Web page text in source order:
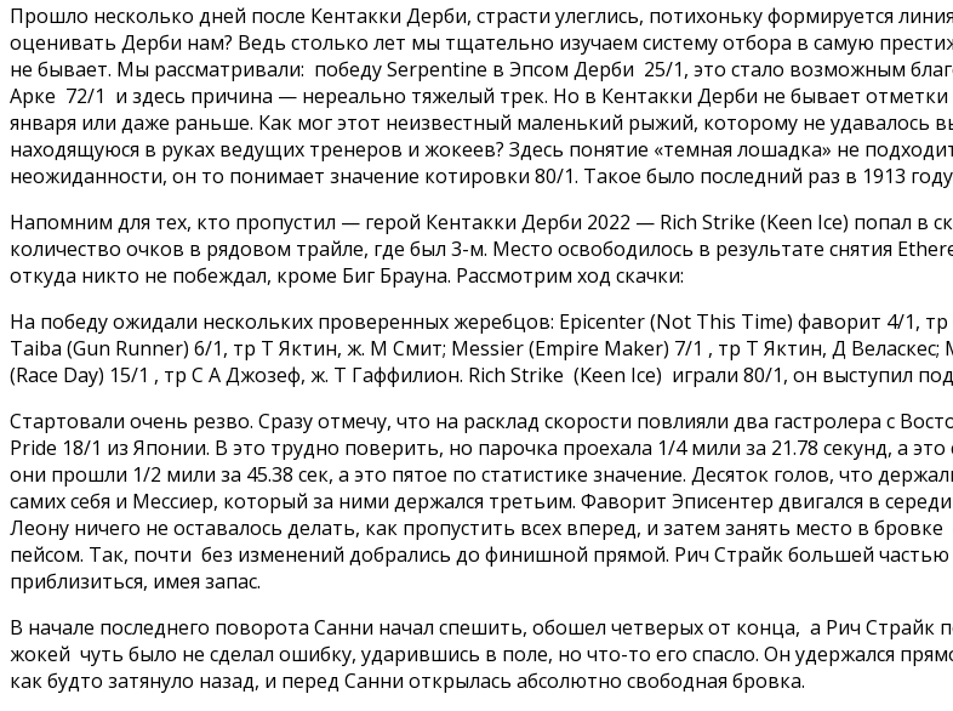
Прошло несколько дней после Кентакки Дерби, страсти улеглись, потихоньку формируется
оценивать Дерби нам? Ведь столько лет мы тщательно изучаем систему отбора в самую
не бывает. Мы рассматривали: победу Serpentine в Эпсом Дерби 25/1, это стало возможным
Арке 72/1 и здесь причина — нереально тяжелый трек. Но в Кентакки Дерби не бывает
января или даже раньше. Как мог этот неизвестный маленький рыжий, которому не удавалось
находящуюся в руках ведущих тренеров и жокеев? Здесь понятие «темная лошадка» не
неожиданности, он то понимает значение котировки 80/1. Такое было последний раз в 1913
Напомним для тех, кто пропустил — герой Кентакки Дерби 2022 — Rich Strike (Keen Ice) попал в
количество очков в рядовом трайле, где был 3-м. Место освободилось в результате снятия
откуда никто не побеждал, кроме Биг Брауна. Рассмотрим ход скачки:
На победу ожидали нескольких проверенных жеребцов: Epicenter (Not This Time) фаворит 4/1,
Taiba (Gun Runner) 6/1, тр Т Яктин, ж. М Смит; Messier (Empire Maker) 7/1 , тр Т Яктин, Д
(Race Day) 15/1 , тр С А Джозеф, ж. Т Гаффилион. Rich Strike (Keen Ice) играли 80/1, он выступил
Стартовали очень резво. Сразу отмечу, что на расклад скорости повлияли два гастролера с
Pride 18/1 из Японии. В это трудно поверить, но парочка проехала 1/4 мили за 21.78 секунд, а
они прошли 1/2 мили за 45.38 сек, а это пятое по статистике значение. Десяток голов, что
самих себя и Мессиер, который за ними держался третьим. Фаворит Эписентер двигался в
Леону ничего не оставалось делать, как пропустить всех вперед, и затем занять место в
пейсом. Так, почти без изменений добрались до финишной прямой. Рич Страйк большей
приблизиться, имея запас.
В начале последнего поворота Санни начал спешить, обошел четверых от конца, а Рич Страйк
жокей чуть было не сделал ошибку, ударившись в поле, но что-то его спасло. Он удержался
как будто затянуло назад, и перед Санни открылась абсолютно свободная бровка.